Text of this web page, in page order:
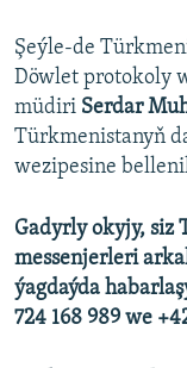
Şeýle-de
Döwlet protokoly
müdiri Serdar
Türkmenistanyň
wezipesine
Gadyrly okyjy, siz
messenjerleri
ýagdaýda
724 168 989 we